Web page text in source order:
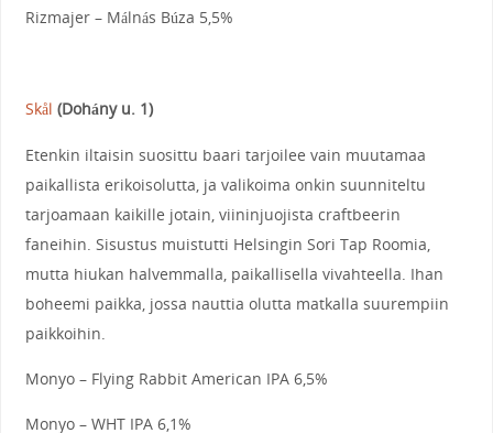
Rizmajer – Málnás Búza 5,5%
Skål (Dohány u. 1)
Etenkin iltaisin suosittu baari tarjoilee vain muutamaa
paikallista erikoisolutta, ja valikoima onkin suunniteltu
tarjoamaan kaikille jotain, viininjuojista craftbeerin
faneihin. Sisustus muistutti Helsingin Sori Tap Roomia,
mutta hiukan halvemmalla, paikallisella vivahteella. Ihan
boheemi paikka, jossa nauttia olutta matkalla suurempiin
paikkoihin.
Monyo – Flying Rabbit American IPA 6,5%
Monyo – WHT IPA 6,1%